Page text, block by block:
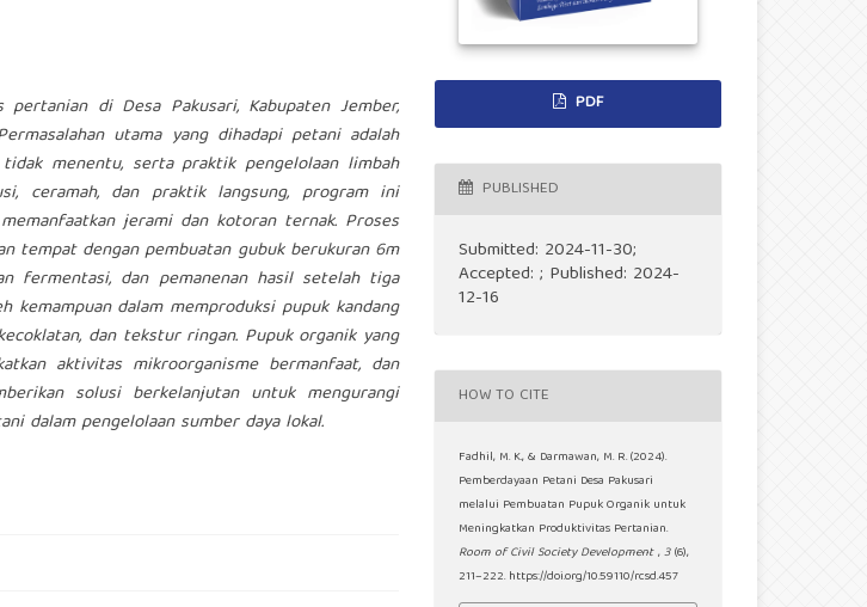
di Desa Pakusari, Kabupaten Jember,
utama yang dihadapi petani adalah
menentu, serta praktik pengelolaan limbah
ceramah, dan praktik langsung, program ini
jerami dan kotoran ternak. Proses
tempat dengan pembuatan gubuk berukuran 6m
fermentasi, dan pemanenan hasil setelah tiga
dalam memproduksi pupuk kandang
dan tekstur ringan. Pupuk organik yang
aktivitas mikroorganisme bermanfaat, dan
solusi berkelanjutan untuk mengurangi
dalam pengelolaan sumber daya lokal.
PDF
PUBLISHED
Submitted: 2024-11-30;
Accepted: ; Published: 2024-
12-16
HOW TO CITE
Fadhil, M. K., & Darmawan, M. R. (2024).
Pemberdayaan Petani Desa Pakusari
melalui Pembuatan Pupuk Organik untuk
Meningkatkan Produktivitas Pertanian.
Room of Civil Society Development ,3 (6),
211–222. https://doi.org/10.59110/rcsd.457